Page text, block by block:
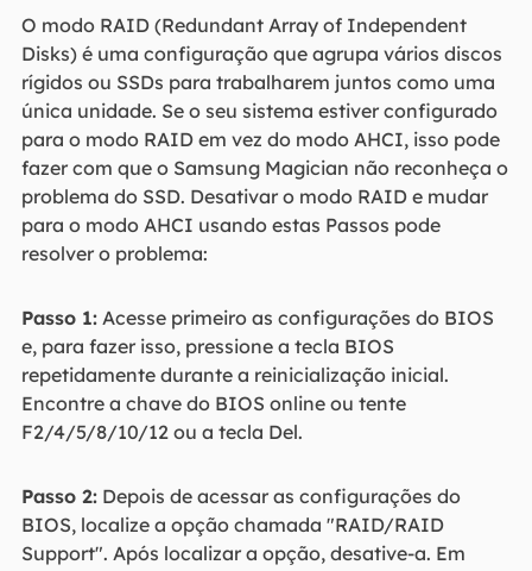
O modo RAID (Redundant Array of Independent
Disks) é uma configuração que agrupa vários discos
rígidos ou SSDs para trabalharem juntos como uma
única unidade. Se o seu sistema estiver configurado
para o modo RAID em vez do modo AHCI, isso pode
fazer com que o Samsung Magician não reconheça o
problema do SSD. Desativar o modo RAID e mudar
para o modo AHCI usando estas Passos pode
resolver o problema:
Passo 1:Acesse primeiro as configurações do BIOS
e, para fazer isso, pressione a tecla BIOS
repetidamente durante a reinicialização inicial.
Encontre a chave do BIOS online ou tente
F2/4/5/8/10/12 ou a tecla Del.
Passo 2:Depois de acessar as configurações do
BIOS, localize a opção chamada "RAID/RAID
Support". Após localizar a opção, desative-a. Em